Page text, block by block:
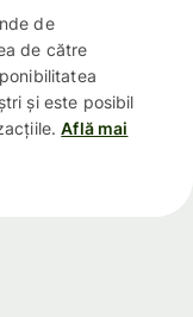
de
de către
și este posibil
Află mai